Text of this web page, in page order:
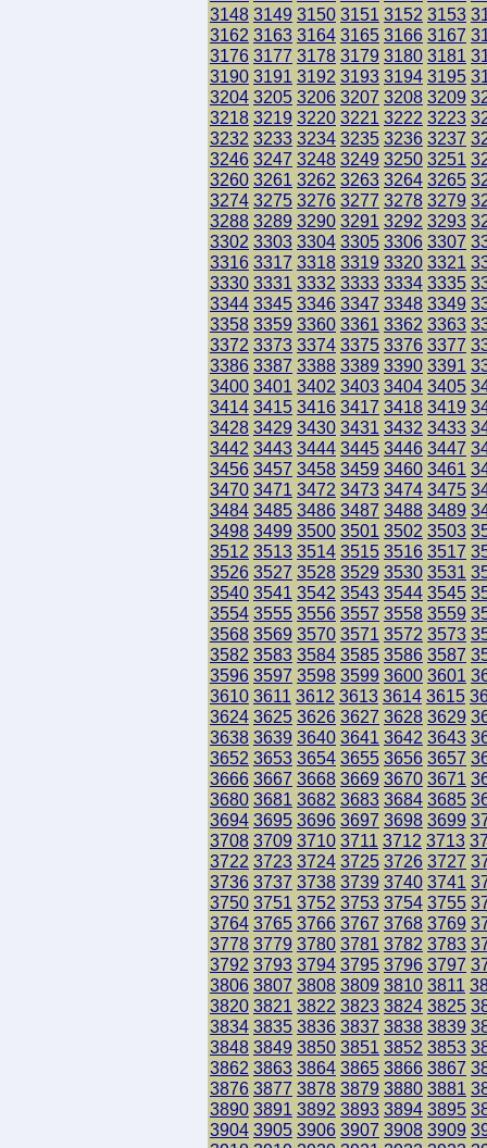
3148 3149 3150 3151 3152 3153
3162 3163 3164 3165 3166 3167
3176 3177 3178 3179 3180 3181
3190 3191 3192 3193 3194 3195
3204 3205 3206 3207 3208 3209
3218 3219 3220 3221 3222 3223
3232 3233 3234 3235 3236 3237
3246 3247 3248 3249 3250 3251
3260 3261 3262 3263 3264 3265
3274 3275 3276 3277 3278 3279
3288 3289 3290 3291 3292 3293
3302 3303 3304 3305 3306 3307
3316 3317 3318 3319 3320 3321
3330 3331 3332 3333 3334 3335
3344 3345 3346 3347 3348 3349
3358 3359 3360 3361 3362 3363
3372 3373 3374 3375 3376 3377
3386 3387 3388 3389 3390 3391
3400 3401 3402 3403 3404 3405
3414 3415 3416 3417 3418 3419
3428 3429 3430 3431 3432 3433
3442 3443 3444 3445 3446 3447
3456 3457 3458 3459 3460 3461
3470 3471 3472 3473 3474 3475
3484 3485 3486 3487 3488 3489
3498 3499 3500 3501 3502 3503
3512 3513 3514 3515 3516 3517
3526 3527 3528 3529 3530 3531
3540 3541 3542 3543 3544 3545
3554 3555 3556 3557 3558 3559
3568 3569 3570 3571 3572 3573
3582 3583 3584 3585 3586 3587
3596 3597 3598 3599 3600 3601
3610 3611 3612 3613 3614 3615
3624 3625 3626 3627 3628 3629
3638 3639 3640 3641 3642 3643
3652 3653 3654 3655 3656 3657
3666 3667 3668 3669 3670 3671
3680 3681 3682 3683 3684 3685
3694 3695 3696 3697 3698 3699
3708 3709 3710 3711 3712 3713
3722 3723 3724 3725 3726 3727
3736 3737 3738 3739 3740 3741
3750 3751 3752 3753 3754 3755
3764 3765 3766 3767 3768 3769
3778 3779 3780 3781 3782 3783
3792 3793 3794 3795 3796 3797
3806 3807 3808 3809 3810 3811
3820 3821 3822 3823 3824 3825
3834 3835 3836 3837 3838 3839
3848 3849 3850 3851 3852 3853
3862 3863 3864 3865 3866 3867
3876 3877 3878 3879 3880 3881
3890 3891 3892 3893 3894 3895
3904 3905 3906 3907 3908 3909